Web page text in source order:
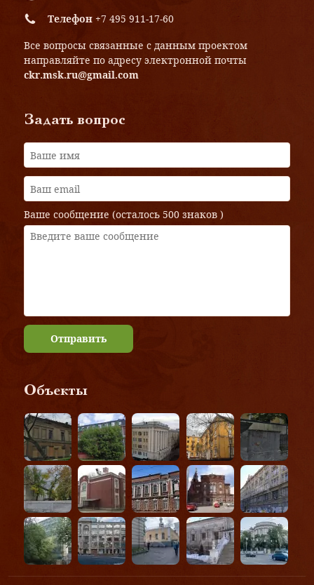
Телефон +7 495 911-17-60
Все вопросы связанные с данным проектом
направляйте по адресу электронной почты
ckr.msk.ru@gmail.com
Задать вопрос
Ваше сообщение (осталось 500 знаков )
Отправить
Объекты